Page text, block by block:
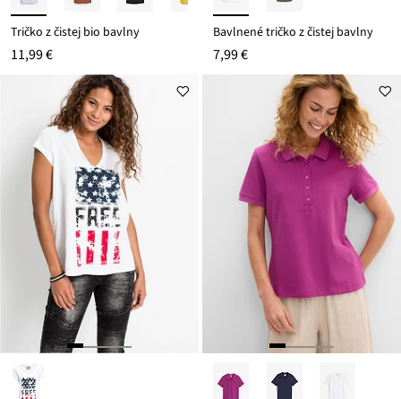
Tričko z čistej bio bavlny
11,99 €
Bavlnené tričko z čistej bavlny
7,99 €